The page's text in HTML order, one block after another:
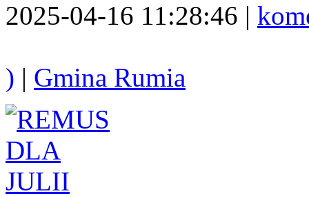
2025-04-16 11:28:46 |
) | Gmina Rumia